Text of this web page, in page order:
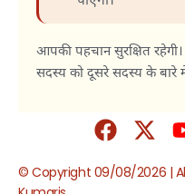
आपकी पहचान सुरक्षित
सदस्य को दूसरे सदस्य के बारे में
© Copyright 09/08/2026 |